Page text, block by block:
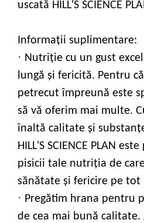
uscată HILL'S SCIENCE
Informații suplimentare:
· Nutriţie cu un gust
lungă şi fericită. Pentru
petrecut împreună este
să vă oferim mai multe.
înaltă calitate şi
HILL'S SCIENCE PLAN
pisicii tale nutriţia de
sănătate şi fericire pe tot
· Pregătim hrana pentru
de cea mai bună